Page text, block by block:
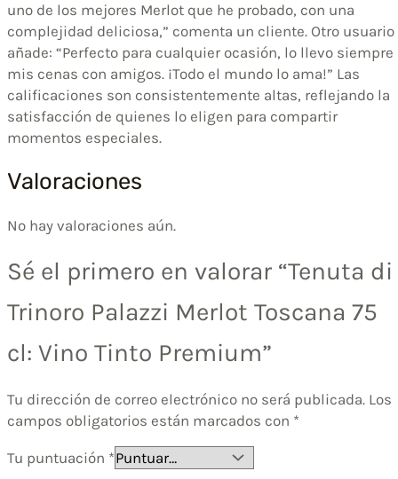
uno de los mejores Merlot que he probado, con una
complejidad deliciosa,” comenta un cliente. Otro usuario
añade: “Perfecto para cualquier ocasión, lo llevo siempre
mis cenas con amigos. ¡Todo el mundo lo ama!” Las
calificaciones son consistentemente altas, reflejando la
satisfacción de quienes lo eligen para compartir
momentos especiales.
Valoraciones
No hay valoraciones aún.
Sé el primero en valorar “Tenuta di
Trinoro Palazzi Merlot Toscana 75
cl: Vino Tinto Premium”
Tu dirección de correo electrónico no será publicada. Los
campos obligatorios están marcados con *
Tu puntuación *